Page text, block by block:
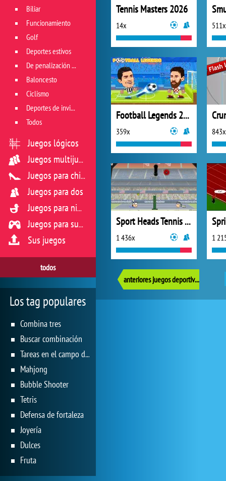
Tennis Masters 2026
14x 511x
Football Legends 2021
359x 843x
Sport Heads Tennis Open
1 436x 1
anteriores juegos deportivos
Biliar
Funcionamiento
Golf
Deportes estivos
De penalización y los tiros libres
Baloncesto
Ciclismo
Deportes de invierno
Todos
Juegos lógicos
Juegos multijugador
Juegos para chicas
Juegos para dos
Juegos para niños
Juegos para sus reflejos
Sus juegos
todos
Los tag populares
Combina tres
Buscar combinación
Tareas en el campo de juego
Mahjong
Bubble Shooter
Tetris
Defensa de fortaleza
Joyería
Dulces
Fruta